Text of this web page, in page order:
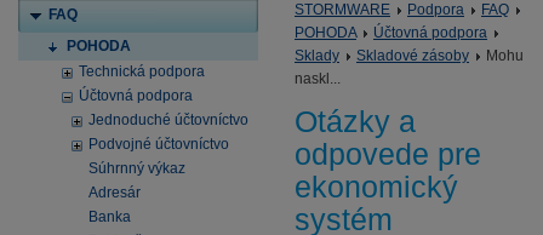
FAQ
POHODA
Technická podpora
Účtovná podpora
Jednoduché účtovníctvo
Podvojné účtovníctvo
Súhrnný výkaz
Adresár
Banka
STORMWARE Podpora
FAQ
POHODA
Účtovná podpora
Sklady
Skladové zásoby
Mohu
naskl...
Otázky a
odpovede pre
ekonomický
systém